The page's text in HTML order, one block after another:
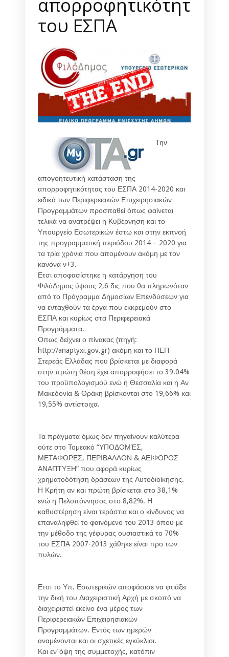
του ΕΣΠΑ
Την
απογοητευτική κατάσταση της
απορροφητικότητας του ΕΣΠΑ 2014-2020 και
ειδικά των Περιφερειακών Επιχειρησιακών
Προγραμμάτων προσπαθεί όπως φαίνεται
τελικά να ανατρέψει η Κυβέρνηση και το
Υπουργείο Εσωτερικών έστω και στην εκπνοή
της προγραμματική περιόδου 2014 – 2020 για
τα τρία χρόνια που απομένουν ακόμη με τον
κανόνα ν+3.
Ετσι αποφασίστηκε η κατάργηση του
ΦιλόΔημος ύψους 2,6 δις που θα πληρωνόταν
από το Πρόγραμμα Δημοσίων Επενδύσεων για
να ενταχθούν τα έργα που εκκρεμούν στο
ΕΣΠΑ και κυρίως στα Περιφερειακά
Προγράμματα.
Οπως δείχνει ο πίνακας (πηγή:
http://anaptyxi.gov.gr) ακόμη και το ΠΕΠ
Στερεάς Ελλάδας που βρίσκεται με διαφορά
στην πρώτη θέση έχει απορροφήσει το 39.04%
του προϋπολογισμού ενώ η Θεσσαλία και η Αν
Μακεδονία & Θράκη βρίσκονται στο 19,66% και
19,55% αντίστοιχα.
Τα πράγματα όμως δεν πηγαίνουν καλύτερα
ούτε στο Τομεακό “ΥΠΟΔΟΜΈΣ,
ΜΕΤΑΦΟΡΕΣ, ΠΕΡΙΒΑΛΛΟΝ & ΑΕΙΦΟΡΟΣ
ΑΝΑΠΤΥΞΗ” που αφορά κυρίως
χρηματοδότηση δράσεων της Αυτοδιοίκησης.
Η Κρήτη αν και πρώτη βρίσκεται στο 38,1%
ενώ η Πελοπόννησος στο 8,82%. Η
καθυστέρηση είναι τεράστια και ο κίνδυνος να
επαναληφθεί το φαινόμενο του 2013 όπου με
την μέθοδο της γέφυρας ουσιαστικά το 70%
του ΕΣΠΑ 2007-2013 χάθηκε είναι προ των
πυλών.
Ετσι το Υπ. Εσωτερικών αποφάσισε να φτιάξει
την δική του Διαχειριστική Αρχή με σκοπό να
διαχειριστεί εκείνο ένα μέρος των
Περιφερειακών Επιχειρησιακών
Προγραμμάτων. Εντός των ημερών
αναμένονται και οι σχετικές εγκύκλιοι.
Και εν΄όψη της συμμετοχής, κατόπιν